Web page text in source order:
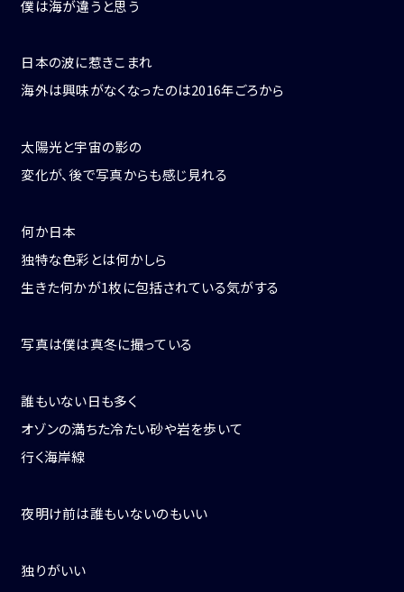
僕は海が違うと思う
日本の波に惹きこまれ
海外は興味がなくなったのは2016年ごろから
太陽光と宇宙の影の
変化が、後で写真からも感じ見れる
何か日本
独特な色彩とは何かしら
生きた何かが1枚に包括されている気がする
写真は僕は真冬に撮っている
誰もいない日も多く
オゾンの満ちた冷たい砂や岩を歩いて
行く海岸線
夜明け前は誰もいないのもいい
独りがいい